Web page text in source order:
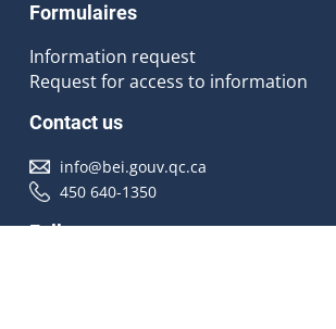
Formulaires
Information request
Request for access to information
Contact us
info@bei.gouv.qc.ca
450 640-1350
Follow us